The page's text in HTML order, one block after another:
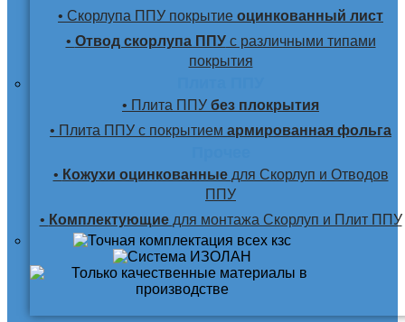
• Скорлупа ППУ покрытие оцинкованный лист
• Отвод скорлупа ППУс различными типами
покрытия
• Плита ППУ без плокрытия
• Плита ППУ с покрытием армированная фольга
• Кожухи оцинкованные для Скорлуп и Отводов
ППУ
• Комплектующие для монтажа Скорлуп и Плит ППУ